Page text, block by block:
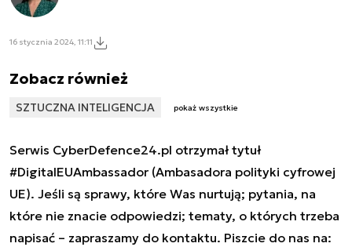
16 stycznia 2024, 11:11
Zobacz również
SZTUCZNA INTELIGENCJA pokaż wszystkie
Serwis CyberDefence24.pl otrzymał tytuł
#DigitalEUAmbassador (Ambasadora polityki cyfrowej
UE). Jeśli są sprawy, które Was nurtują; pytania, na
które nie znacie odpowiedzi; tematy, o których trzeba
napisać – zapraszamy do kontaktu. Piszcie do nas na: